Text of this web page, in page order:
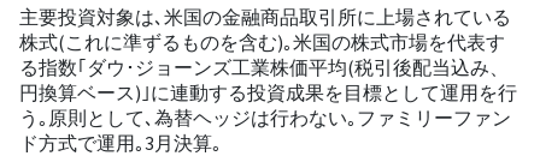
主要投資対象は､米国の金融商品取引所に上場されている
株式(これに準ずるものを含む)｡米国の株式市場を代表す
る指数｢ダウ･ジョーンズ工業株価平均(税引後配当込み、
円換算ベース)｣に連動する投資成果を目標として運用を行
う｡原則として､為替ヘッジは行わない｡ファミリーファン
ド方式で運用｡3月決算｡